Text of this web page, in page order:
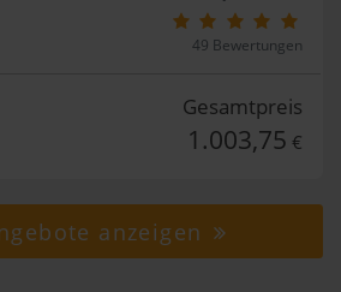
49 Bewertungen
Gesamtpreis
1.003,75 €
anzeigen